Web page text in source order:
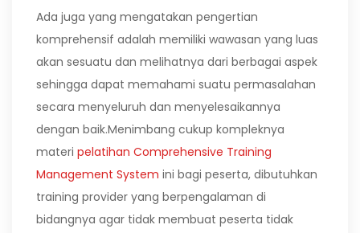
Ada juga yang mengatakan pengertian
komprehensif adalah memiliki wawasan yang luas
akan sesuatu dan melihatnya dari berbagai aspek
sehingga dapat memahami suatu permasalahan
secara menyeluruh dan menyelesaikannya
dengan baik.Menimbang cukup kompleknya
materi pelatihan Comprehensive Training
Management System ini bagi peserta, dibutuhkan
training provider yang berpengalaman di
bidangnya agar tidak membuat peserta tidak